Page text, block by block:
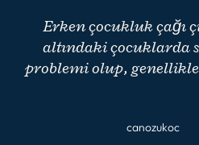
Erken çocukluk çağı
altındaki çocuklarda
problemi olup,
tedavi edilmediğinde
canozukoc